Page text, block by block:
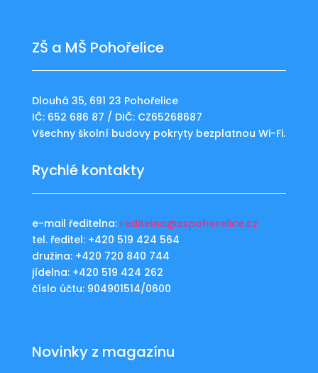
ZŠ a MŠ Pohořelice
Dlouhá 35, 691 23 Pohořelice
IČ: 652 686 87 / DIČ: CZ65268687
Všechny školní budovy pokryty bezplatnou Wi-Fi.
Rychlé kontakty
e-mail ředitelna: reditelna@zspohorelice.cz
tel. ředitel: +420 519 424 564
družina: +420 720 840 744
jídelna: +420 519 424 262
číslo účtu: 904901514/0600
Novinky z magazínu